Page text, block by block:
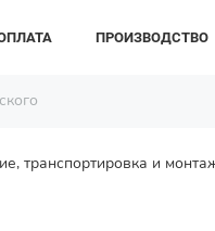
ПРОИЗВОДСТВО
транспортировка и